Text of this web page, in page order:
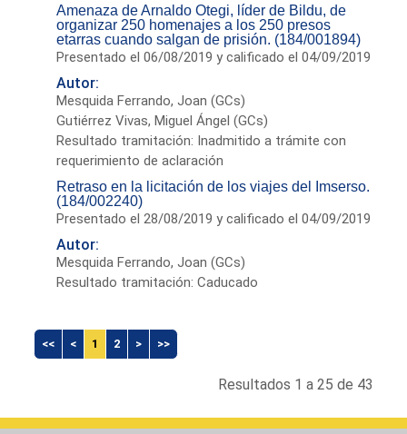
Amenaza de Arnaldo Otegi, líder de Bildu, de
organizar 250 homenajes a los 250 presos
etarras cuando salgan de prisión. (184/001894)
Presentado el 06/08/2019 y calificado el 04/09/2019
Autor:
Mesquida Ferrando, Joan (GCs)
Gutiérrez Vivas, Miguel Ángel (GCs)
Resultado tramitación: Inadmitido a trámite con
requerimiento de aclaración
Retraso en la licitación de los viajes del Imserso.
(184/002240)
Presentado el 28/08/2019 y calificado el 04/09/2019
Autor:
Mesquida Ferrando, Joan (GCs)
Resultado tramitación: Caducado
<< < 1 2 > >>
Resultados 1 a 25 de 43